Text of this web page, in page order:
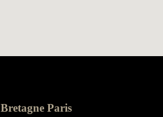
Bretagne Paris